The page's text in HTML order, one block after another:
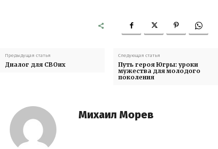
Предыдущая статья
Диалог для СВОих
Следующая статья
Путь героя Югры: уроки
мужества для молодого
поколения
Михаил Морев